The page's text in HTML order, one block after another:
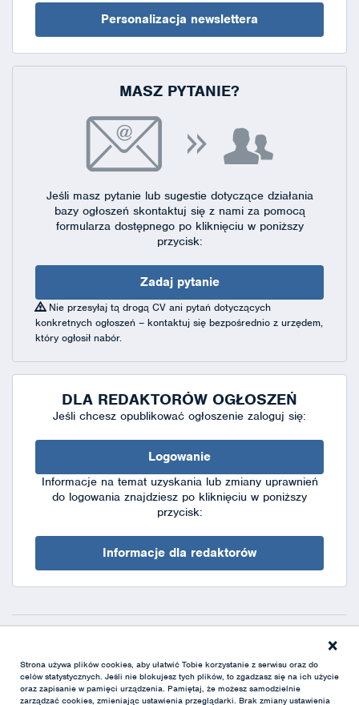
Personalizacja newslettera
MASZ PYTANIE?
Jeśli masz pytanie lub sugestie dotyczące działania
bazy ogłoszeń skontaktuj się z nami za pomocą
formularza dostępnegopo kliknięciu w poniższy
przycisk:
Zadaj pytanie
Nie przesyłaj tą drogą CV ani pytań dotyczących
konkretnych ogłoszeń – kontaktuj się bezpośrednio z urzędem,
który ogłosił nabór.
DLA REDAKTORÓW OGŁOSZEŃ
Jeśli chcesz opublikować ogłoszenie zaloguj się:
Logowanie
Informacje na temat uzyskania lub zmiany uprawnień
do logowania znajdziesz po kliknięciu w poniższy
przycisk:
Informacje dla redaktorów
XML
Strona używa plików cookies, aby ułatwić Tobie korzystanie z serwisu oraz do
celów statystycznych. Jeśli nie blokujesz tych plików, to zgadzasz się na ich użycie
oraz zapisanie w pamięci urządzenia. Pamiętaj, że możesz samodzielnie
zarządzać cookies, zmieniając ustawienia przeglądarki. Brak zmiany ustawienia
×